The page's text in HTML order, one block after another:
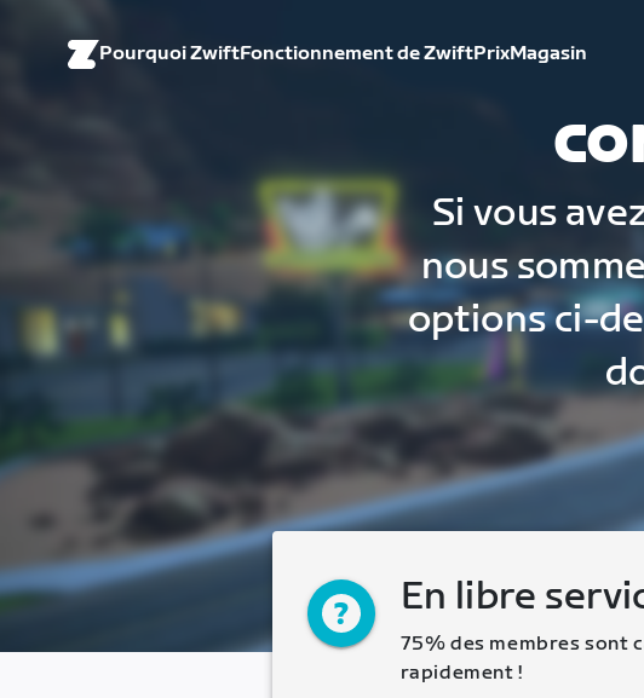
Pourquoi ZwiftFonctionnement de ZwiftPrixMagasin
Si vous
nous
options ci-
En libre
75% des membres sont
rapidement !